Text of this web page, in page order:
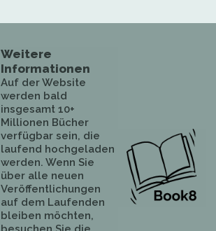
Weitere
Informationen
Auf der Website
werden bald
insgesamt 10+
Millionen Bücher
verfügbar sein, die
laufend hochgeladen
werden. Wenn Sie
über alle neuen
Veröffentlichungen
auf dem Laufenden
bleiben möchten,